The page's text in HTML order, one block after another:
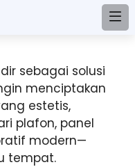
sebagai solusi
menciptakan
estetis,
plafon, panel
modern—
tempat.